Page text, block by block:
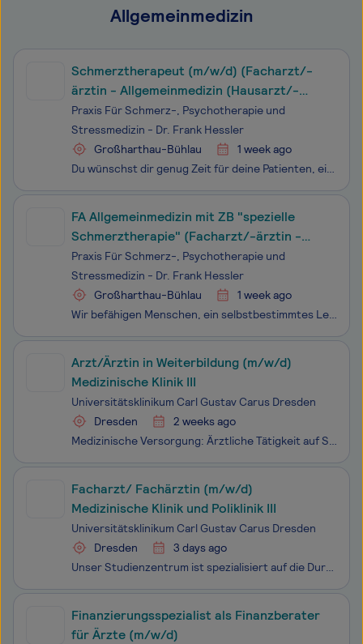
Allgemeinmedizin
Schmerztherapeut (m/w/d) (Facharzt/-
ärztin - Allgemeinmedizin (Hausarzt/-
ärztin))
Praxis Für Schmerz-, Psychotherapie und
Stressmedizin - Dr. Frank Hessler
Großharthau-Bühlau
1 week ago
Du wünschst dir genug Zeit für deine Patienten, ein wertschätzendes Miteinander im Team und echte ganzheitliche Medizin statt Fließband-Sprechstunde? Dann könnte das genau dein Platz sein. Wir befähigen Menschen, ein selbstbestimmtes Leben voll innerer Zufriedenheit und Gesundheit aufzubauen. Dabei
FA Allgemeinmedizin mit ZB "spezielle
Schmerztherapie" (Facharzt/-ärztin -
Allgemeinmedizin (Hausarzt/-ärztin))
Praxis Für Schmerz-, Psychotherapie und
Stressmedizin - Dr. Frank Hessler
Großharthau-Bühlau
1 week ago
Wir befähigen Menschen, ein selbstbestimmtes Leben voll innerer Zufriedenheit und Gesundheit aufzubauen. Dabei schaffen wir sowohl für unser Team als auch für unsere Patienten ein freundliches, wertschätzendes und erfolgreiches Umfeld. Unser Ziel ist es, eine Atmosphäre zu kreieren, in der sich jede
Arzt/Ärztin in Weiterbildung (m/w/d)
Medizinische Klinik III
Universitätsklinikum Carl Gustav Carus Dresden
Dresden
2 weeks ago
Medizinische Versorgung: Ärztliche Tätigkeit auf Stationen und Ambulanzen der Medizinischen Klinik III und des Zentrums für Innere Medizin Lehre: Arbeit als Tutor*in in der Studierendenausbildung, Durchführung von Stationslehrvisiten, Organisation und Durchführung von Praktika der Inneren Mediz
Facharzt/ Fachärztin (m/w/d)
Medizinische Klinik und Poliklinik III
Universitätsklinikum Carl Gustav Carus Dresden
Dresden
3 days ago
Unser Studienzentrum ist spezialisiert auf die Durchführung hochwertiger, klinischer Studien (Phase II-IV) im Bereich Stoffwechselerkrankungen. Wir arbeiten eng mit Sponsoren und universitären Partnern zusammen, um innovative Therapieansätze für Diabetes mellitus, Adipositas, MASH (Fettleber) und Li
Finanzierungsspezialist als Finanzberater
für Ärzte (m/w/d)